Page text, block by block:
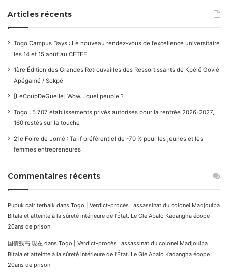
Articles récents
Togo Campus Days : Le nouveau rendez-vous de l’excellence universitaire
les 14 et 15 août au CETEF
1ère Édition des Grandes Retrouvailles des Ressortissants de Kpélé Govié
Apégamé / Sokpé
[LeCoupDeGuelle] Wow… quel peuple ?
Togo : 5 707 établissements privés autorisés pour la rentrée 2026-2027,
160 restés sur la touche
21e Foire de Lomé : Tarif préférentiel de -70 % pour les jeunes et les
femmes entrepreneures
Commentaires récents
Pupuk cair terbaik dans Togo | Verdict-procès : assassinat du colonel Madjoulba
Bitala et atteinte à la sûreté intérieure de l’État. Le Gle Abalo Kadangha écope
20ans de prison
国債残高 現在 dans Togo | Verdict-procès : assassinat du colonel Madjoulba
Bitala et atteinte à la sûreté intérieure de l’État. Le Gle Abalo Kadangha écope
20ans de prison